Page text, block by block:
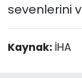
sevenlerini
Kaynak: İHA